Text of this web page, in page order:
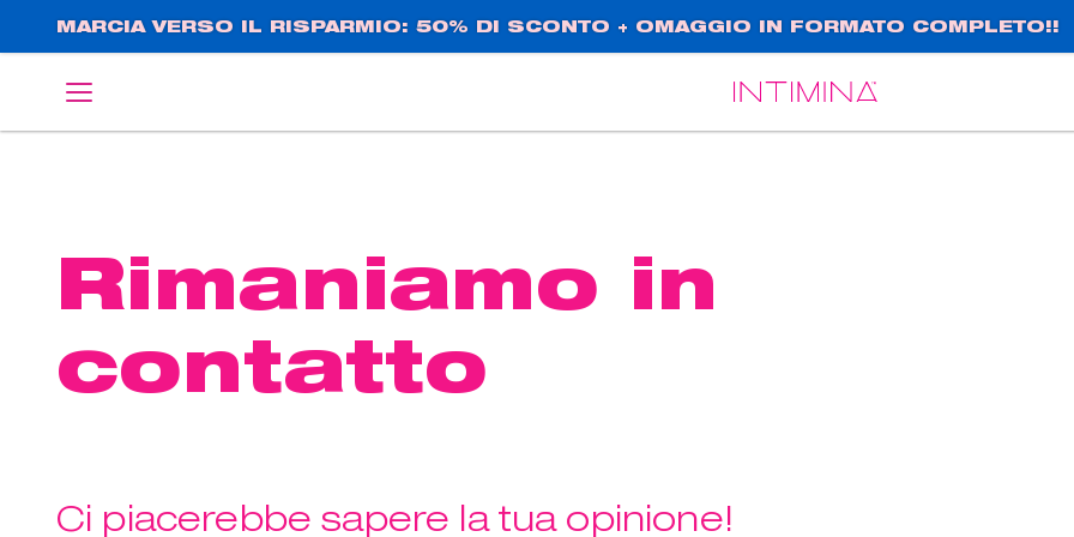
principale
MARCIA VERSO IL RISPARMIO: 50% DI SCONTO + OMAGGIO IN FORMATO COMPLETO!!
English
Rimaniamo in
contatto
Ci piacerebbe sapere la tua opinione!